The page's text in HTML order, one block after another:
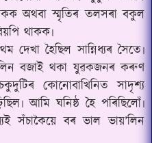
অথবা স্মৃতিৰ তলসৰা বকুল
থাকক৷
দেখা হৈছিল সান্নিধ্যৰ সৈতে৷
বজাই থকা যুৱকজনৰ কৰুণ
কোনোবাখিনিত সাদৃশ্য
আমি ঘনিষ্ঠ হৈ পৰিছিলোঁ৷
সঁচাকৈয়ে বৰ ভাল ভায়’লিন